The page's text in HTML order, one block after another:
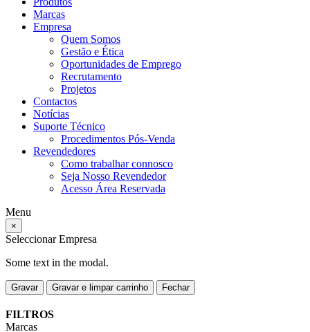
Marcas
Empresa
Quem Somos
Gestão e Ética
Oportunidades de Emprego
Recrutamento
Projetos
Contactos
Notícias
Suporte Técnico
Procedimentos Pós-Venda
Revendedores
Como trabalhar connosco
Seja Nosso Revendedor
Acesso Área Reservada
Menu
×
Seleccionar Empresa
Some text in the modal.
Gravar Gravar e limpar carrinho Fechar
FILTROS
Marcas